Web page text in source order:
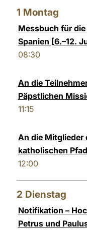
1 Montag
Messbuch für
Spanien [6.–12.
08:30
An die
Päpstlichen
11:15
An die Mitglieder
katholischen
12:00
2 Dienstag
Notifikation –
Petrus und